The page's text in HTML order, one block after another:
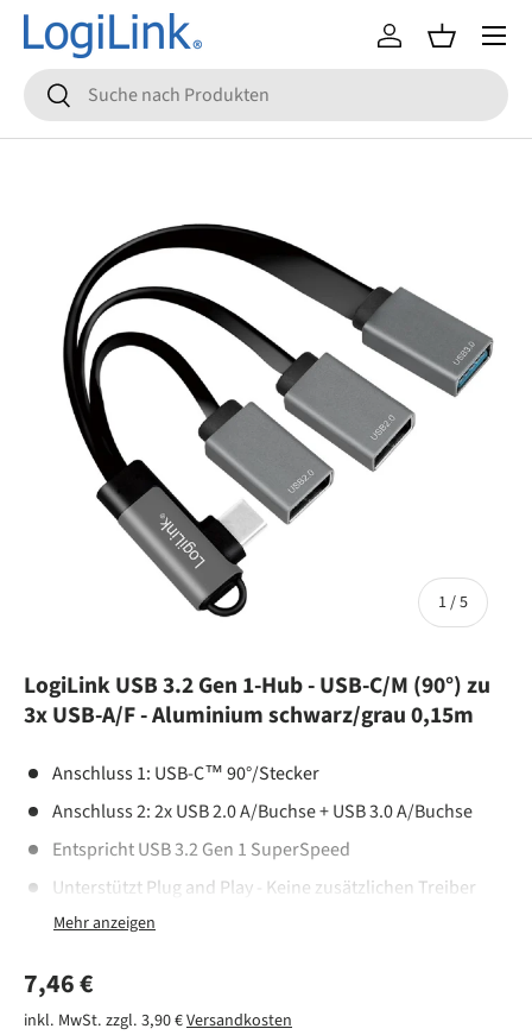
Direkt zum Inhalt
Suchen
Suchen
Einloggen
Menü
1/von
5
LogiLink USB 3.2 Gen 1-Hub - USB-C/M (90°) zu
3x USB-A/F - Aluminium schwarz/grau 0,15m
Anschluss 1: USB-C™ 90°/Stecker
Anschluss 2: 2x USB 2.0 A/Buchse + USB 3.0 A/Buchse
Entspricht USB 3.2 Gen 1 SuperSpeed
Unterstützt Plug and Play - Keine zusätzlichen Treiber
notwendig
Stromversorgung (USB 3.0)
Datenrate: Bis zu 480 Mbit/s, Bis zu 5 V, 0,5 A, 2,5 W
Normaler Preis
7,46 €
inkl. MwSt. zzgl. 3,90 €Versandkosten